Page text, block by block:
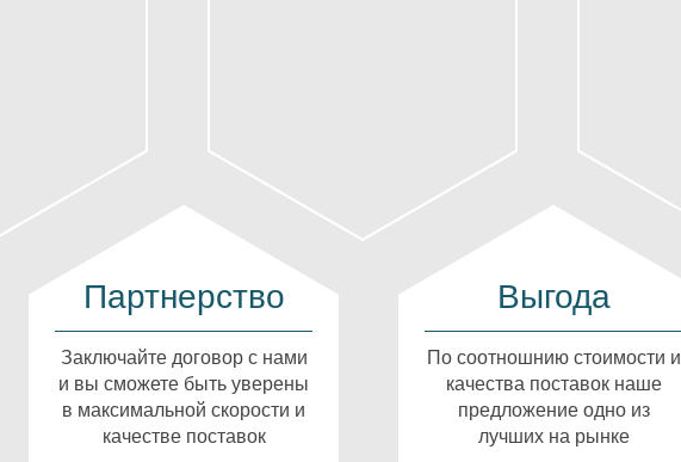
Партнерство
Заключайте договор с нами
и вы сможете быть уверены
в максимальной скорости и
качестве поставок
Выгода
По соотношнию стоимости и
качества поставок наше
предложение одно из
лучших на рынке